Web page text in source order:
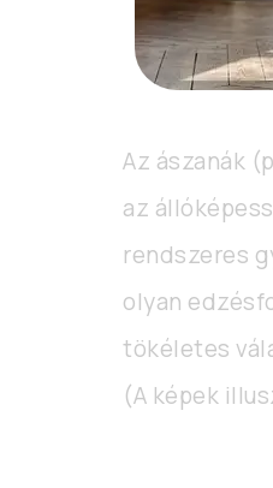
Az ászanák
az
rendszeres
olyan
tökéletes
(A képek